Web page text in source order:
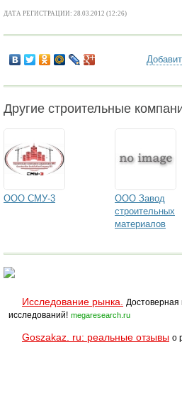
ДАТА РЕГИСТРАЦИИ: 28.03.2012 (12:26)
Другие строительные
ООО СМУ-3
ООО Завод
строительных
материалов
Исследование рынка.
исследований! megaresearch.ru
Goszakaz. ru: реальные отзывы о